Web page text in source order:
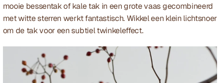
mooie bessentak of kale tak in een grote vaas gecombineerd
met witte sterren werkt fantastisch. Wikkel een klein lichtsnoer
om de tak voor een subtiel twinkeleffect.